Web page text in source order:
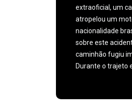
extraoficial, um
atropelou um
nacionalidade
sobre este
caminhão fugiu
Durante o trajeto